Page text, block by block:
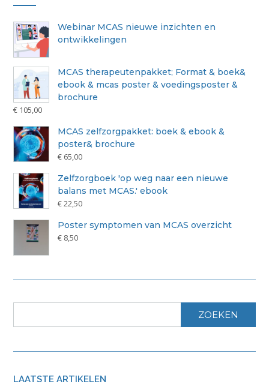
Webinar MCAS nieuwe inzichten en
ontwikkelingen
MCAS therapeutenpakket; Format & boek&
ebook & mcas poster & voedingsposter &
brochure
€ 105,00
MCAS zelfzorgpakket: boek & ebook &
poster& brochure
€ 65,00
Zelfzorgboek 'op weg naar een nieuwe
balans met MCAS.' ebook
€22,50
Poster symptomen van MCAS overzicht
€ 8,50
ZOEKEN
LAATSTE ARTIKELEN